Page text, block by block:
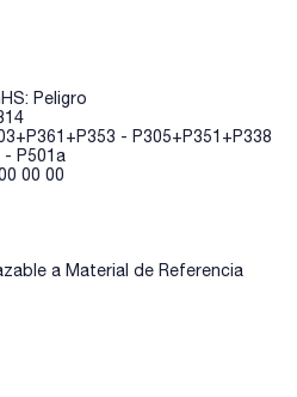
Peligro
- P305+P351+P338
- P501a
00 00
a Material de Referencia